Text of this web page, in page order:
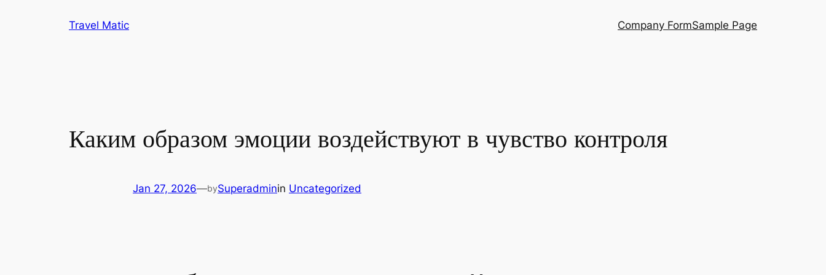
Travel Matic Company FormSample Page
Каким образом эмоции воздействуют в чувство контроля
Jan 27, 2026—bySuperadminin Uncategorized